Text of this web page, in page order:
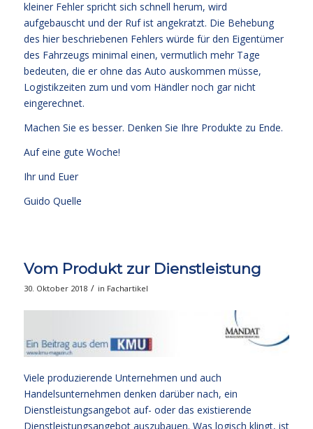
kleiner Fehler spricht sich schnell herum, wird
aufgebauscht und der Ruf ist angekratzt. Die Behebung
des hier beschriebenen Fehlers würde für den Eigentümer
des Fahrzeugs minimal einen, vermutlich mehr Tage
bedeuten, die er ohne das Auto auskommen müsse,
Logistikzeiten zum und vom Händler noch gar nicht
eingerechnet.
Machen Sie es besser. Denken Sie Ihre Produkte zu Ende.
Auf eine gute Woche!
Ihr und Euer
Guido Quelle
Vom Produkt zur Dienstleistung
30. Oktober 2018 / in Fachartikel
Viele produzierende Unternehmen und auch
Handelsunternehmen denken darüber nach, ein
Dienstleistungsangebot auf- oder das existierende
Dienstleistungsangebot auszubauen. Was logisch klingt, ist